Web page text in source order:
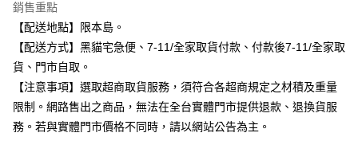
消。如遇「轉專審核」未通過狀況，表示未達大哥付你分期系統評分，恕無
法說明評估內容。
【繳款方式說明】
1.分期款項不併入電信帳單，「大哥付你分期」於每月結算日後寄送繳費提
醒簡訊。
2.透過簡訊連結打開帳單後，可選擇「超商條碼／台灣大直營門市／銀行轉
帳／街口支付／iPASS MONEY」等通路繳費。
【注意事項】
每筆NT$100，滿NT$899(含以上)免運費
付款後全家取貨
每筆NT$100，滿NT$899(含以上)免運費
7-11取貨付款
每筆NT$100，滿NT$899(含以上)免運費
銷售重點
【配送地點】限本島。
【配送方式】黑貓宅急便、7-11/全家取貨付款、付款後7-11/全家取
貨、門市自取。
【注意事項】選取超商取貨服務，須符合各超商規定之材積及重量
限制。網路售出之商品，無法在全台實體門市提供退款、退換貨服
務。若與實體門市價格不同時，請以網站公告為主。